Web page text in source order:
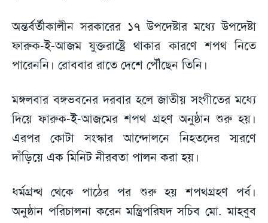
অন্তর্বর্তীকালীন সরকারের ১৭ উপদেষ্টার মধ্যে উপদেষ্টা
ফারুক-ই-আজম যুক্তরাষ্ট্রে থাকার কারণে শপথ নিতে
পারেননি। রোববার রাতে দেশে পৌঁছেন তিনি।
মঙ্গলবার বঙ্গভবনের দরবার হলে জাতীয় সংগীতের মধ্যে
দিয়ে ফারুক-ই-আজমের শপথ গ্রহণ অনুষ্ঠান শুরু হয়।
এরপর কোটা সংস্কার আন্দোলনে নিহতদের স্মরণে
দাঁড়িয়ে এক মিনিট নীরবতা পালন করা হয়।
ধর্মগ্রন্থ থেকে পাঠের পর শুরু হয় শপথগ্রহণ পর্ব।
অনুষ্ঠান পরিচালনা করেন মন্ত্রিপরিষদ সচিব মো. মাহবুব